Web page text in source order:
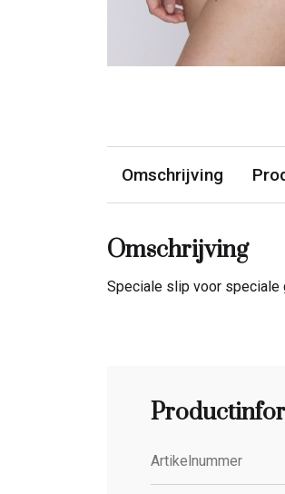
Omschrijving
Omschrijving
Speciale slip voor speciale
Artikelnummer